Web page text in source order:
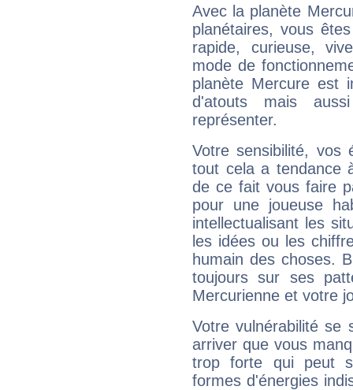
Avec la planète
planétaires, vous
rapide, curieuse,
mode de
planète Mercure est
d'atouts mais
représenter.
Votre sensibilité,
tout cela a tendance
de ce fait vous faire
pour une joueuse
intellectualisant les
les idées ou les
humain des choses.
toujours sur ses
Mercurienne et votre
Votre vulnérabilité se
arriver que vous
trop forte qui peut
formes d'énergies